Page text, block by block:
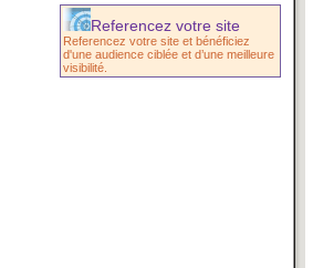
Referencez votre site
Referencez votre site et bénéficiez
d'une audience ciblée et d’une meilleure
visibilité.